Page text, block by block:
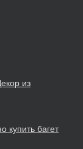
из
купить багет